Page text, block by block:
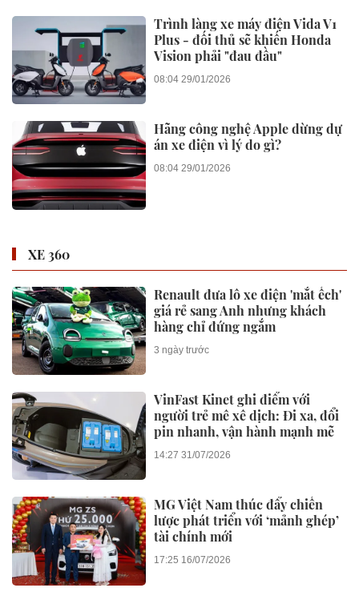
Trình làng xe máy điện Vida V1
Plus - đối thủ sẽ khiến Honda
Vision phải "đau đầu"
08:04 29/01/2026
Hãng công nghệ Apple dừng dự
án xe điện vì lý do gì?
08:04 29/01/2026
XE 360
Renault đưa lô xe điện 'mắt ếch'
giá rẻ sang Anh nhưng khách
hàng chỉ đứng ngắm
3 ngày trước
VinFast Kinet ghi điểm với
người trẻ mê xê dịch: Đi xa, đổi
pin nhanh, vận hành mạnh mẽ
14:27 31/07/2026
MG Việt Nam thúc đẩy chiến
lược phát triển với ‘mảnh ghép’
tài chính mới
17:25 16/07/2026